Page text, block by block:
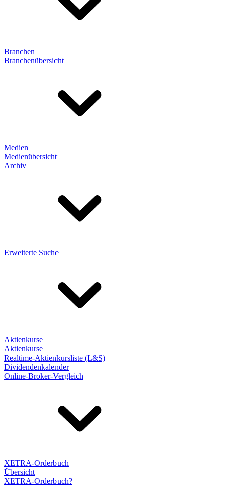
Branchen
Branchenübersicht
Medien
Medienübersicht
Archiv
Erweiterte Suche
Aktienkurse
Aktienkurse
Realtime-Aktienkursliste (L&S)
Dividendenkalender
Online-Broker-Vergleich
XETRA-Orderbuch
Übersicht
XETRA-Orderbuch?